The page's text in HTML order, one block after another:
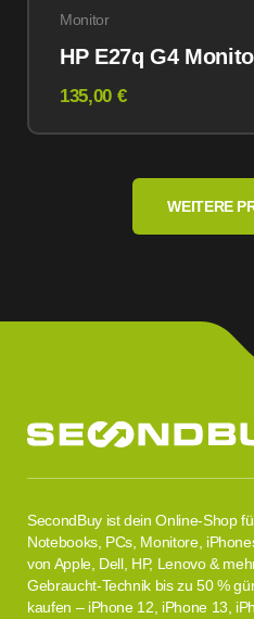
Monitor
HP E27q G4
135,00 €
WEITERE
SecondBuy ist dein Online-Shop
Notebooks, PCs, Monitore,
von Apple, Dell, HP, Lenovo &
Gebraucht-Technik bis zu 50 %
kaufen – iPhone 12, iPhone 13,